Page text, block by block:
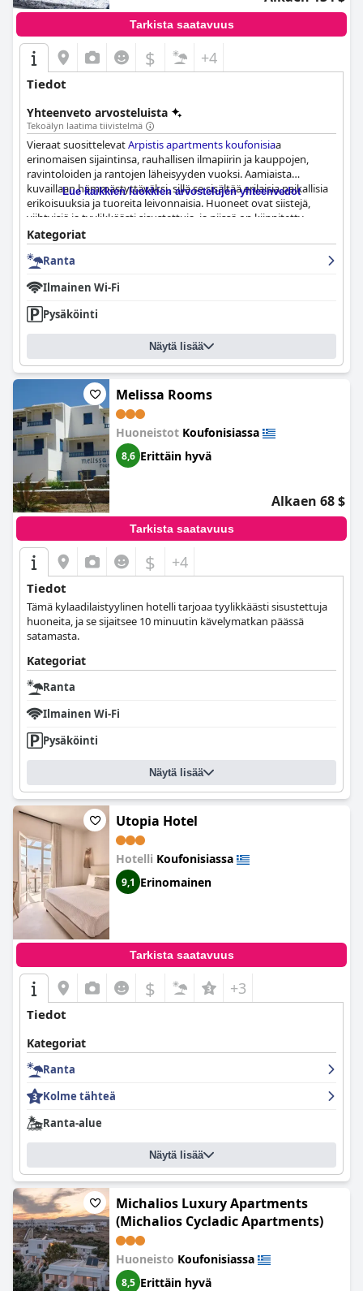
Tarkista saatavuus
$ +4
Tiedot
Yhteenveto arvosteluista
Tekoälyn laatima tiivistelmä
Vieraat suosittelevatArpistis apartments koufonisiaa
erinomaisen sijaintinsa, rauhallisen ilmapiirin ja kauppojen,
ravintoloiden ja rantojen läheisyyden vuoksi. Aamiaista
kuvaillaan hämmästyttäväksi, sillä se sisältää erilaisia paikallisia
erikoisuuksia ja tuoreita leivonnaisia. Huoneet ovat siistejä,
viihtyisiä ja tyylikkäästi sisustettuja, ja niissä on kiinnitetty
huomiota yksityiskohtiin. Henkilökuntaa kiitetään
poikkeuksellisesta vieraanvaraisuudesta, ystävällisyydestä ja
halukkuudesta tehdä kaikkensa varmistaakseen vieraille
rannoille ja satamaan, jonka kirkkaat turkoosit vedet sopivat
erinomaisesti uintiin ja melontaan. Sängyt ovat mukavat ja
erinomaiset patjat takaavat hyvät yöunet. Kaiken kaikkiaan
Arpistis apartments koufonisiaon erittäin suositeltava
puhtautensa, mukavuutensa ja ensiluokkaisen palvelunsa
vuoksi.
Lue kaikkien luokkien arvostelujen yhteenvedot
Kategoriat
Ranta
Ilmainen Wi-Fi
Pysäköinti
Näytä lisää
Melissa Rooms
Huoneistot Koufonisiassa
8,6 Erittäin hyvä
Alkaen 68 $
Tarkista saatavuus
$ +4
Tiedot
Tämä kylaadilaistyylinen hotelli tarjoaa tyylikkäästi sisustettuja
huoneita, ja se sijaitsee 10 minuutin kävelymatkan päässä
satamasta.
Kategoriat
Ranta
Ilmainen Wi-Fi
Pysäköinti
Näytä lisää
Utopia Hotel
Hotelli Koufonisiassa
9,1 Erinomainen
Tarkista saatavuus
$ +3
Tiedot
Kategoriat
Ranta
Kolme tähteä
Ranta-alue
Näytä lisää
Michalios Luxury Apartments
(Michalios Cycladic Apartments)
Huoneisto Koufonisiassa
8,5 Erittäin hyvä